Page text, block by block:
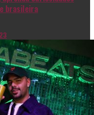
brasileira